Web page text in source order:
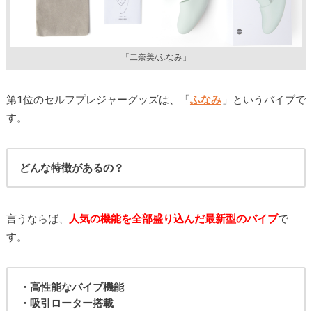
「二奈美/ふなみ」
第1位のセルフプレジャーグッズは、「ふなみ 」というバイブで
す。
どんな特徴があるの？
言うならば、 人気の機能を全部盛り込んだ最新型のバイブで
す。
・高性能なバイブ機能
・吸引ローター搭載